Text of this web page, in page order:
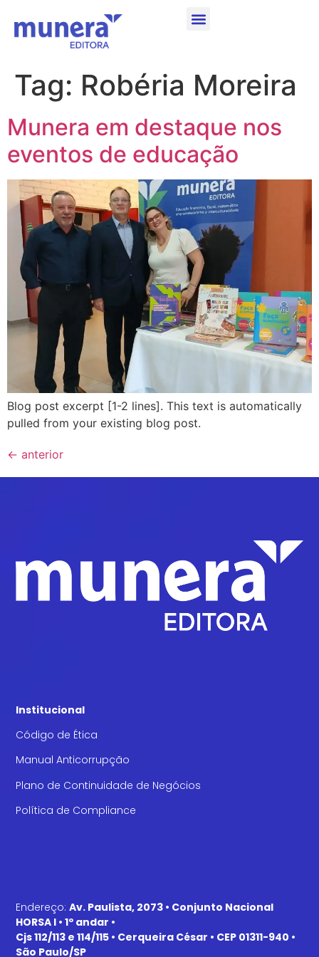
Tag: Robéria Moreira
Munera em destaque nos
eventos de educação
Blog post excerpt [1-2 lines]. This text is automatically
pulled from your existing blog post.
← anterior
Endereço:Av. Paulista, 2073 • Conjunto Nacional
HORSA I • 1º andar •
Cjs 112/113 e 114/115 • Cerqueira César • CEP 01311-940 •
São Paulo/SP
Institucional
Código de Ética
Manual Anticorrupção
Plano de Continuidade de Negócios
Política de Compliance